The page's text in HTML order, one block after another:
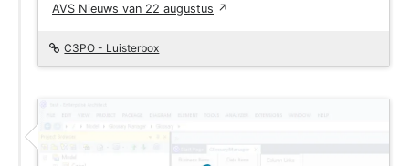
AVS Nieuws van 22 augustus ↗
C3PO - Luisterbox
Project